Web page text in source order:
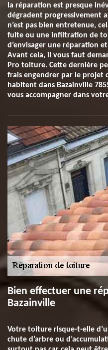
la réparation est presque
dégradent progressivement
n’est pas bien entretenue,
fuite ou une infiltration de
d’envisager une réparation
Avant cela, il vous faut
Pro toiture. Cette dernière
frais engendrer par le projet
habitent dans Bazainville
vous accompagner dans
Bien effectuer une
Bazainville
Votre toiture risque-t-elle
chute d’arbre ou